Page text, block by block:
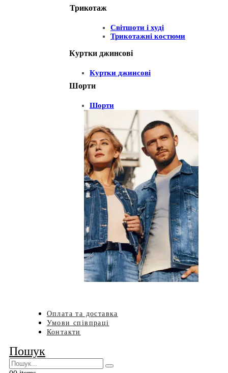
Трикотаж
Світшоти і худі
Трикотажні костюми
Куртки джинсові
Куртки джинсові
Шорти
Шорти
Оплата та доставка
Умови співпраці
Контакти
Пошук